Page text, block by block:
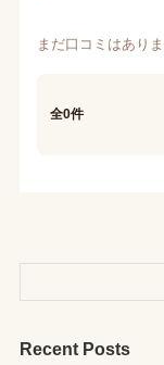
まだ口コミはあり
全0件
Recent Posts